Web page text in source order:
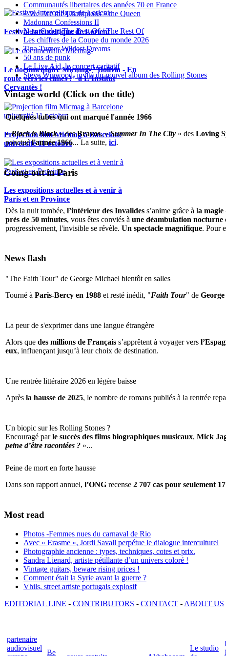
Festival Interceltique de Lorient
Le documentaire Micmag- "Bolivia - En
route vers les cimes !" à L'Institut
Cervantès !
Projection film Micmag à Barcelone
université 11 octobre
Les expositions actuelles et à venir à
Paris et en Province
Communautés libertaires des années 70 en France
« We Are the Champions » the Queen
Madonna Confessions II
New Order, The Best Of / The Rest Of
Les chiffres de la Coupe du monde 2026
Tina Turner Wildest Dreams
50 ans de punk
Le Live Aid, le concert caritatif
Steve Winwood, invité du nouvel album des Rolling Stones
Vintage world (Click on the title)
Quelques tubes qui ont marqué l'année 1966
«Black is Black» desBravos, «Summer In The City » des Loving
ponctuél'année 1966... La suite, ici.
Going out in Paris
Dès la nuit tombée, l’intérieur des Invalides s’anime grâce à la
près de 50 minutes, vous êtes conviés à une déambulation nocturne
progressivement, l'invisible se révèle. Un spectacle magnifique. Pour
News flash
"The Faith Tour" de George Michael bientôt en salles
Tourné à Paris-Bercy en 1988 et resté inédit, "Faith Tour" de
La peur de s'exprimer dans une langue étrangère
Alors que des millions de Français s’apprêtent à voyager vers
eux, influençant jusqu’à leur choix de destination.
Une rentrée littéraire 2026 en légère baisse
Après la hausse de 2025, le nombre de romans publiés à la rentrée
Un biopic sur les Rolling Stones ?
Encouragé parle succès des films biographiques musicaux, Mick
peine d’être racontées ? »...
Peine de mort en forte hausse
Dans son rapport annuel, l’ONG recense 2 707 cas pour seulement
Most read
Photos -Femmes nues du carnaval de Rio
Avec « Erasme », Jordi Savall perpétue le dialogue interculturel
Photographie ancienne : types, techniques, cotes et prix.
Sandra Lienard, artiste pétillante d’un univers coloré !
Vintage guitars, beware rising prices !
Comment était la Syrie avant la guerre ?
Vhils, street artiste portugais explosif
EDITORIAL LINE - CONTRIBUTORS - CONTACT - ABOUT US
partenaire
audiovisuel
Be
Le studio